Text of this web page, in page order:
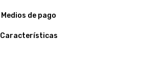
Medios de pago
Características